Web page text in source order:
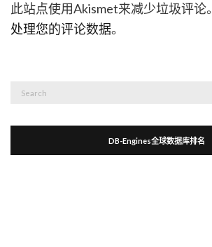
此站点使用Akismet来减少垃圾评论。
处理您的评论数据。
Search
DB-Engines全球数据库排名